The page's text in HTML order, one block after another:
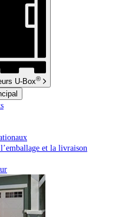
U-Box®
et la livraison